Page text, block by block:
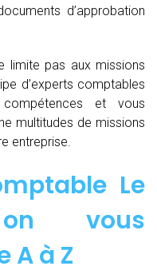
d’approbation
limite pas aux missions
d’experts comptables
et vous
multitudes de missions
entreprise.
Le
on vous
A à Z